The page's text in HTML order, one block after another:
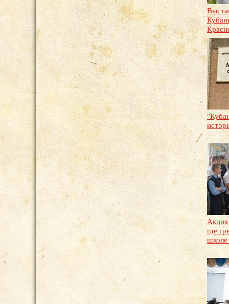
где
школе